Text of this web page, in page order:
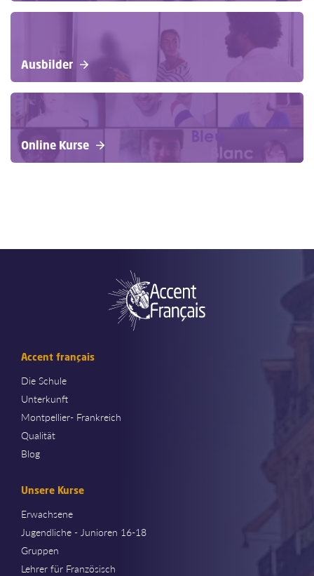
Ausbilder
Online Kurse
Accent français
Die Schule
Unterkunft
Montpellier- Frankreich
Qualität
Blog
Unsere Kurse
Erwachsene
Jugendliche - Junioren 16-18
Gruppen
Lehrer für Französisch